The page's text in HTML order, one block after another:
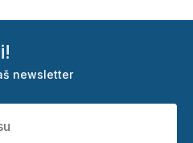
newsletter